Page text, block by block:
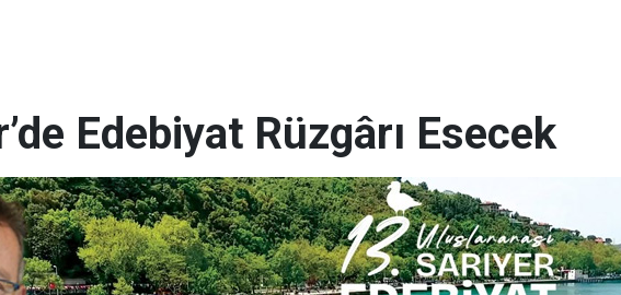
Edebiyat Rüzgârı Esecek